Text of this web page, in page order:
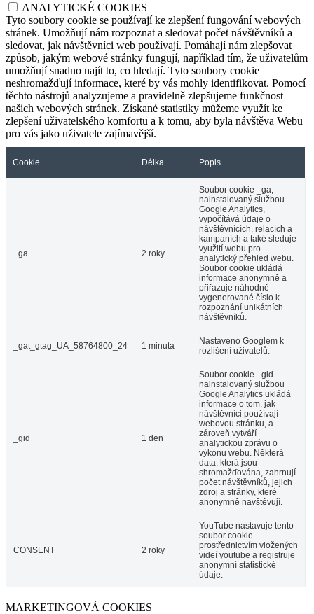
ANALYTICKÉ COOKIES
Tyto soubory cookie se používají ke zlepšení fungování webových
stránek. Umožňují nám rozpoznat a sledovat počet návštěvníků a
sledovat, jak návštěvníci web používají. Pomáhají nám zlepšovat
způsob, jakým webové stránky fungují, například tím, že uživatelům
umožňují snadno najít to, co hledají. Tyto soubory cookie
neshromažďují informace, které by vás mohly identifikovat. Pomocí
těchto nástrojů analyzujeme a pravidelně zlepšujeme funkčnost
našich webových stránek. Získané statistiky můžeme využít ke
zlepšení uživatelského komfortu a k tomu, aby byla návštěva Webu
pro vás jako uživatele zajímavější.
Cookie Délka Popis
_ga 2 roky
Soubor cookie _ga,
nainstalovaný službou
Google Analytics,
vypočítává údaje o
návštěvnících, relacích a
kampaních a také sleduje
využití webu pro
analytický přehled webu.
Soubor cookie ukládá
informace anonymně a
přiřazuje náhodně
vygenerované číslo k
rozpoznání unikátních
návštěvníků.
_gat_gtag_UA_58764800_24 1 minuta
Nastaveno Googlem k
rozlišení uživatelů.
_gid 1 den
Soubor cookie _gid
nainstalovaný službou
Google Analytics ukládá
informace o tom, jak
návštěvníci používají
webovou stránku, a
zároveň vytváří
analytickou zprávu o
výkonu webu. Některá
data, která jsou
shromažďována, zahrnují
počet návštěvníků, jejich
zdroj a stránky, které
anonymně navštěvují.
CONSENT 2 roky
YouTube nastavuje tento
soubor cookie
prostřednictvím vložených
videí youtube a registruje
anonymní statistické
údaje.
MARKETINGOVÁ COOKIES